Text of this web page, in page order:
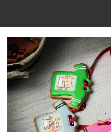
記住我
忘記密碼
網紅媽咪蛋糕心得分享
粉絲好康
加入甜點廚師接單平台